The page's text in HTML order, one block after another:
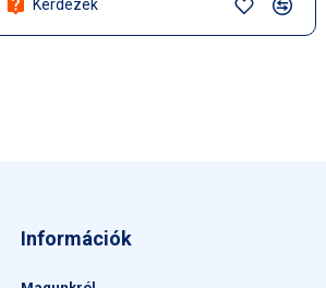
Kérdezek
Információk